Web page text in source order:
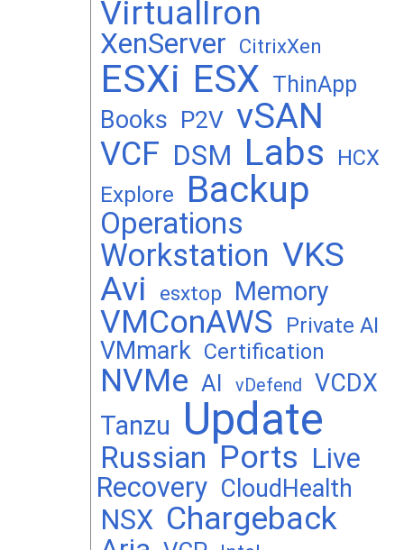
VirtualIron
XenServer CitrixXen
ESXi ESX ThinApp
Books P2V vSAN
VCF DSM Labs HCX
Explore Backup
Operations
Workstation VKS
Avi
esxtop Memory
VMConAWS Private AI
VMmark Certification
NVMe AI vDefend VCDX
Tanzu Update
Russian Ports Live
Recovery CloudHealth
NSX Chargeback